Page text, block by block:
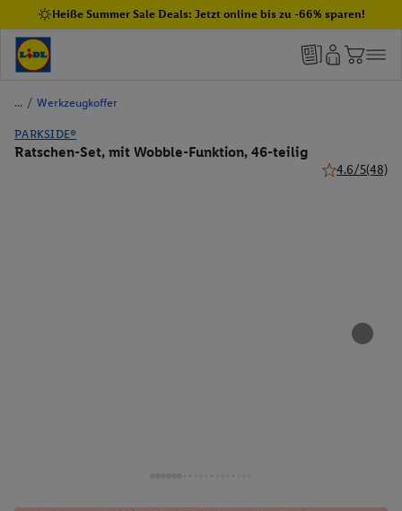
Heiße Summer Sale Deals: Jetzt online bis zu -66% sparen!
/ Werkzeugkoffer
PARKSIDE®
Ratschen-Set, mit Wobble-Funktion, 46-teilig
4.6/5(48)